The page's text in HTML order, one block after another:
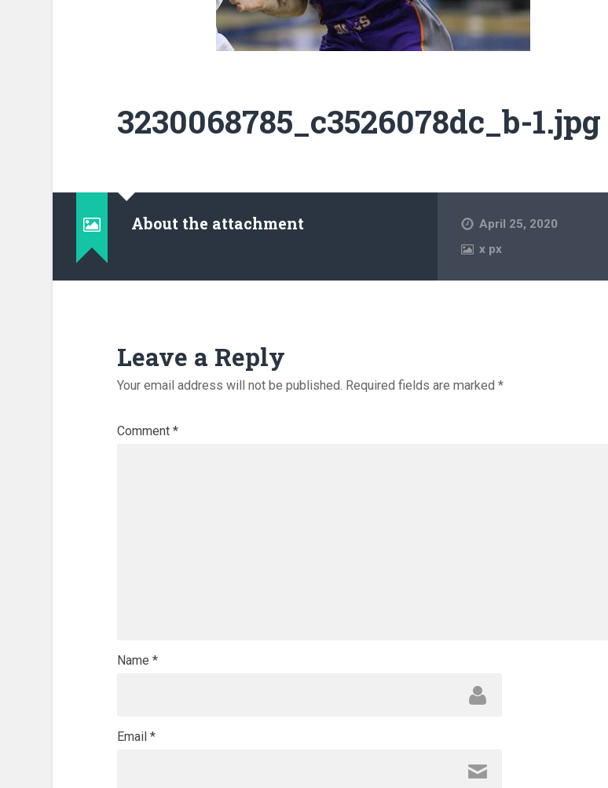
3230068785_c3526078dc_b-1.jpg
About the attachment
April 25, 2020
x px
Leave a Reply
Your email address will not be published. Required fields are marked *
Comment *
Name *
Email *